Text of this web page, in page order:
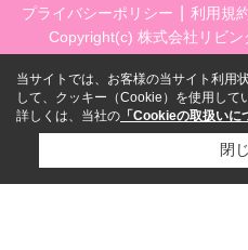
プライバシーポリシー 利用規
Copyright(c) 株式会社リビ
当サイトでは、お客様の当サイト利用
して、クッキー（Cookie）を使用して
詳しくは、当社の 「Cookieの取扱いに
閉